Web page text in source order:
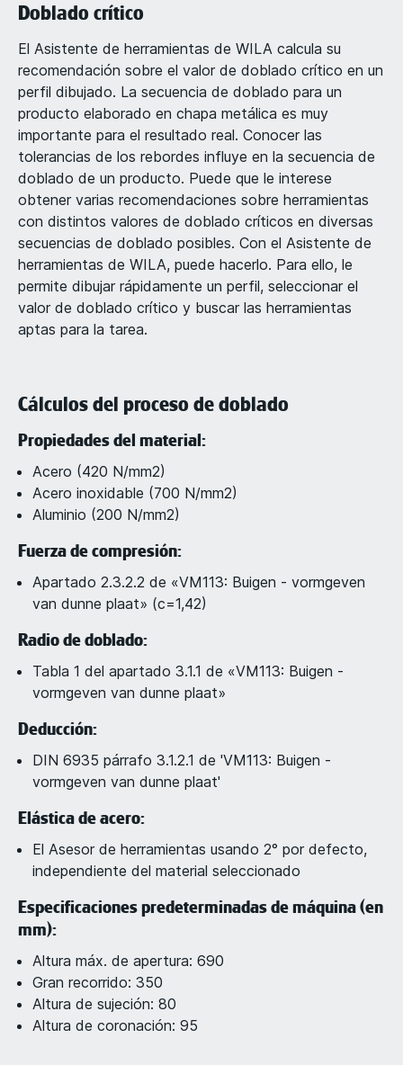
Doblado crítico
El Asistente de herramientas de WILA calcula su
recomendación sobre el valor de doblado crítico en un
perfil dibujado. La secuencia de doblado para un
producto elaborado en chapa metálica es muy
importante para el resultado real. Conocer las
tolerancias de los rebordes influye en la secuencia de
doblado de un producto. Puede que le interese
obtener varias recomendaciones sobre herramientas
con distintos valores de doblado críticos en diversas
secuencias de doblado posibles. Con el Asistente de
herramientas de WILA, puede hacerlo. Para ello, le
permite dibujar rápidamente un perfil, seleccionar el
valor de doblado crítico y buscar las herramientas
aptas para la tarea.
Cálculos del proceso de doblado
Propiedades del material:
Acero (420 N/mm2)
Acero inoxidable (700 N/mm2)
Aluminio (200 N/mm2)
Fuerza de compresión:
Apartado 2.3.2.2 de «VM113: Buigen - vormgeven
van dunne plaat» (c=1,42)
Radio de doblado:
Tabla 1 del apartado 3.1.1 de «VM113: Buigen -
vormgeven van dunne plaat»
Deducción:
DIN 6935 párrafo 3.1.2.1 de 'VM113: Buigen -
vormgeven van dunne plaat'
Elástica de acero:
El Asesor de herramientas usando 2° por defecto,
independiente del material seleccionado
Especificaciones predeterminadas de máquina (en
mm):
Altura máx. de apertura: 690
Gran recorrido: 350
Altura de sujeción: 80
Altura de coronación: 95